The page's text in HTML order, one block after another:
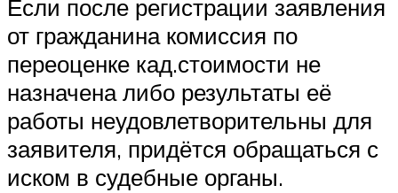
Если после регистрации заявления
от гражданина комиссия по
переоценке кад.стоимости не
назначена либо результаты её
работы неудовлетворительны для
заявителя, придётся обращаться с
иском в судебные органы.